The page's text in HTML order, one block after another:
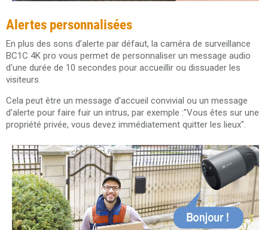
Alertes personnalisées
En plus des sons d’alerte par défaut, la caméra de surveillance
BC1C 4K pro vous permet de personnaliser un message audio
d'une durée de 10 secondes pour accueillir ou dissuader les
visiteurs.
Cela peut être un message d'accueil convivial ou un message
d'alerte pour faire fuir un intrus, par exemple :"Vous êtes sur une
propriété privée, vous devez immédiatement quitter les lieux".